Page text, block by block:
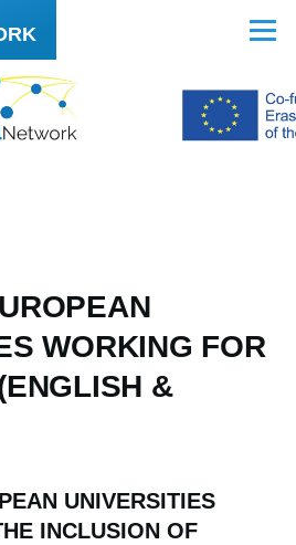
Menu
WORKING FOR
&
UNIVERSITIES
INCLUSION OF